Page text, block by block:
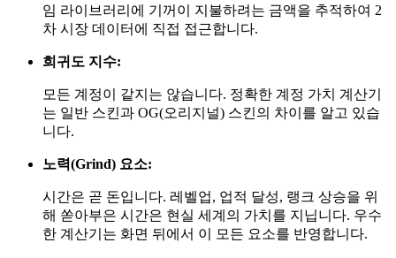
임 라이브러리에 기꺼이 지불하려는 금액을 추적하여 2
차 시장 데이터에 직접 접근합니다.
희귀도 지수:
모든 계정이 같지는 않습니다. 정확한 계정 가치 계산기
는 일반 스킨과 OG(오리지널) 스킨의 차이를 알고 있습
니다.
노력(Grind) 요소:
시간은 곧 돈입니다. 레벨업, 업적 달성, 랭크 상승을 위
해 쏟아부은 시간은 현실 세계의 가치를 지닙니다. 우수
한 계산기는 화면 뒤에서 이 모든 요소를 반영합니다.